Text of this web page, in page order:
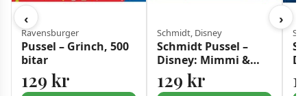
‹
Ravensburger
Pussel – Grinch, 500
bitar
129 kr
Schmidt, Disney
Schmidt Pussel –
Disney: Mimmi &
Musse Pigg i Florida
200 bitar
129 kr
›